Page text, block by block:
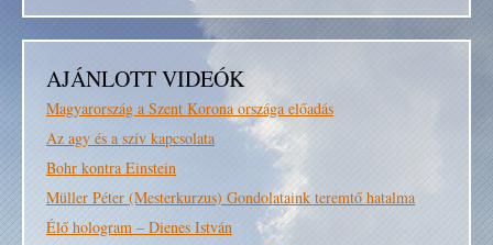
AJÁNLOTT VIDEÓK
Magyarország a Szent Korona országa előadás
Az agy és a szív kapcsolata
Bohr kontra Einstein
Müller Péter (Mesterkurzus) Gondolataink teremtő hatalma
Élő hologram – Dienes István